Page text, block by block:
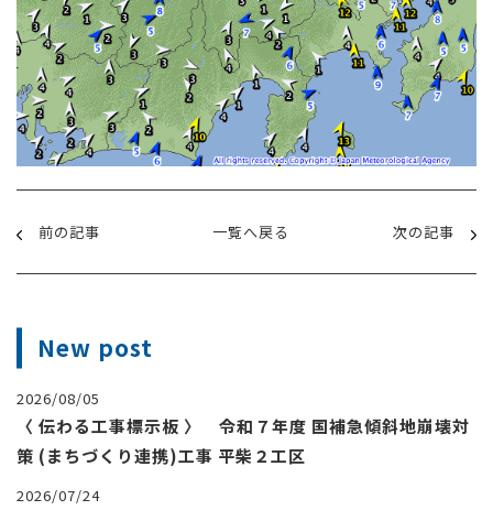
前の記事 一覧へ戻る 次の記事
New post
2026/08/05
〈 伝わる工事標示板 〉 令和７年度 国補急傾斜地崩壊対
策 (まちづくり連携)工事 平柴２工区
2026/07/24